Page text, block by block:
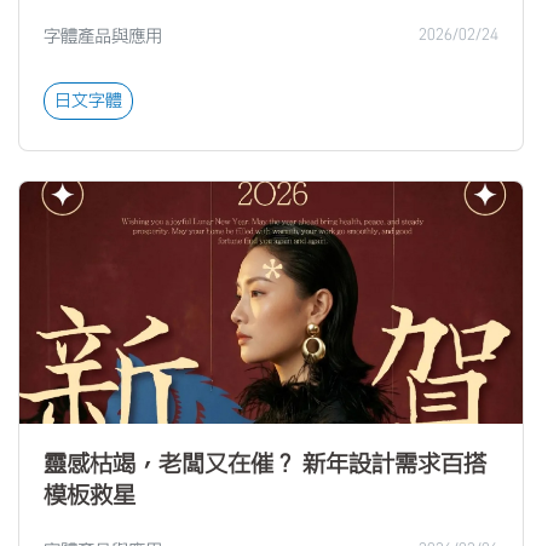
字體產品與應用 2026/02/24
日文字體
靈感枯竭，老闆又在催？ 新年設計需求百搭
模板救星